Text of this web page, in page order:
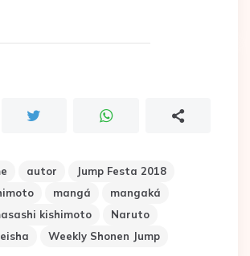
autor
Jump Festa 2018
mangá
mangaká
kishimoto
Naruto
Weekly Shonen Jump